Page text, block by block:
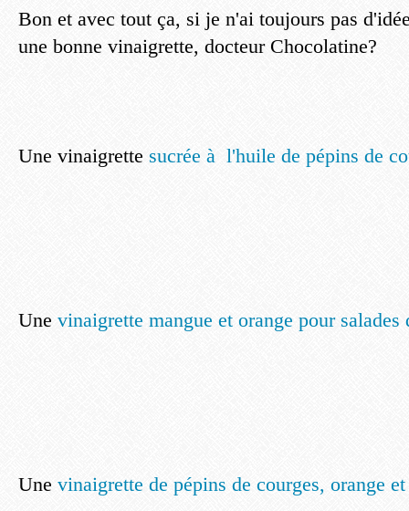
Bon et avec tout ça, si je n'ai toujours pas
une bonne vinaigrette, docteur Chocolatine?
Une vinaigrette sucrée à l'huile de pépins de
Une vinaigrette mangue et orange pour salades
Une vinaigrette de pépins de courges, orange